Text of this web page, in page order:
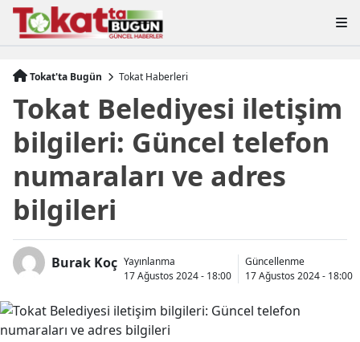
Tokat'ta Bugün Tokat Haberleri
Tokat Belediyesi iletişim
bilgileri: Güncel telefon
numaraları ve adres
bilgileri
Burak Koç Yayınlanma
17 Ağustos 2024 - 18:00
Güncellenme
17 Ağustos 2024 - 18:00